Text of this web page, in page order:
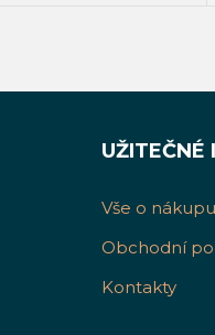
UŽITEČNÉ
Vše o nákupu
Obchodní
Kontakty